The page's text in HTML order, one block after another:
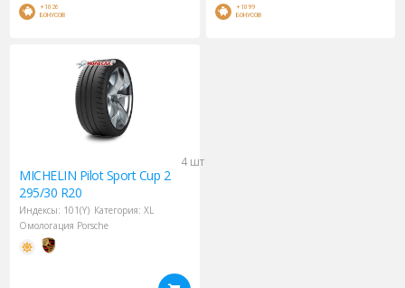
+1026
БОНУСОВ
+1099
БОНУСОВ
4 шт
MICHELIN Pilot Sport Cup 2
295/30 R20
Индексы: 101(Y) Категория: XL
Омологация Porsche